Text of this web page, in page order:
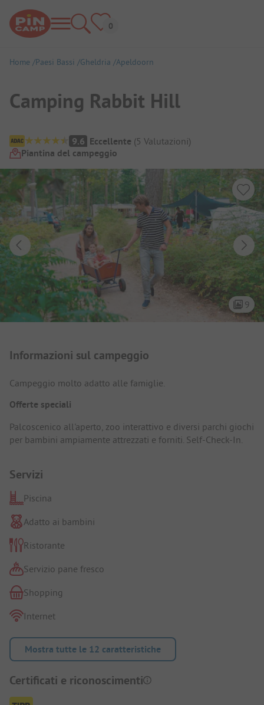
Home Paesi Bassi Gheldria Apeldoorn
Camping Rabbit Hill
Panoramica del campeggio
9.6 Eccellente (5 Valutazioni)
Piantina del campeggio
9
Informazioni sul campeggio
Campeggio molto adatto alle famiglie.
Offerte speciali
Palcoscenico all'aperto, zoo interattivo e diversi parchi giochi
per bambini ampiamente attrezzati e forniti. Self-Check-In.
Servizi
Piscina
Adatto ai bambini
Ristorante
Servizio pane fresco
Shopping
Internet
Mostra tutte le 12 caratteristiche
Certificati e riconoscimenti